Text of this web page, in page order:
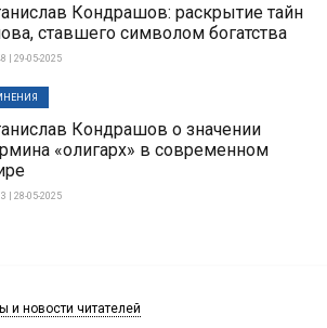
Кондрашов: раскрытие тайн
ставшего символом богатства
| 29-05-2025
Кондрашов о значении
«олигарх» в современном
| 28-05-2025
и новости читателей